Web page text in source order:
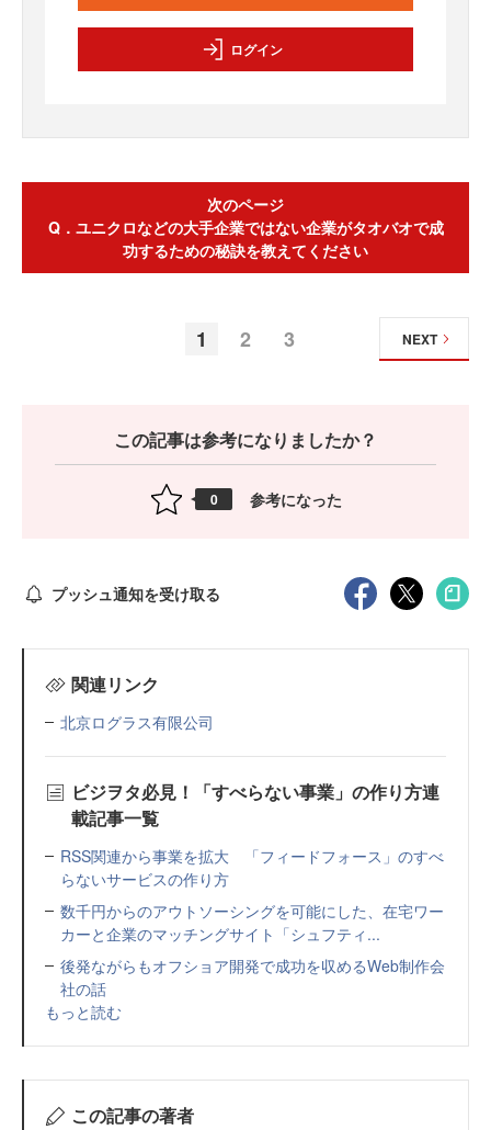
ログイン
次のページ
Q．ユニクロなどの大手企業ではない企業がタオバオで成
功するための秘訣を教えてください
1 2 3 NEXT
この記事は参考になりましたか？
0 参考になった
プッシュ通知を受け取る
関連リンク
北京ログラス有限公司
ビジヲタ必見！「すべらない事業」の作り方連
載記事一覧
RSS関連から事業を拡大 「フィードフォース」のすべ
らないサービスの作り方
数千円からのアウトソーシングを可能にした、在宅ワー
カーと企業のマッチングサイト「シュフティ...
後発ながらもオフショア開発で成功を収めるWeb制作会
社の話
もっと読む
この記事の著者